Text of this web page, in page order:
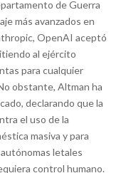
de Guerra
más avanzados en
OpenAI aceptó
al ejército
para cualquier
obstante, Altman ha
declarando que la
el uso de la
masiva y para
letales
control humano.